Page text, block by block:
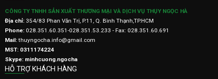
CÔNG TY TNHH SẢN XUẤT THƯƠNG MẠI VÀ DỊCH VỤ THỤY NGỌC HÀ
Địa chỉ: 354/83 Phan Văn Trị, P.11, Q. Bình Thạnh,TP.HCM
Phone: 028.351.60.351-028.351.53.233 - Fax: 028.351.60.691
Mail:thuyngocha.info@gmail.com
MST: 0311174224
Skype: minhcuong.ngocha
HỖ TRỢ KHÁCH HÀNG